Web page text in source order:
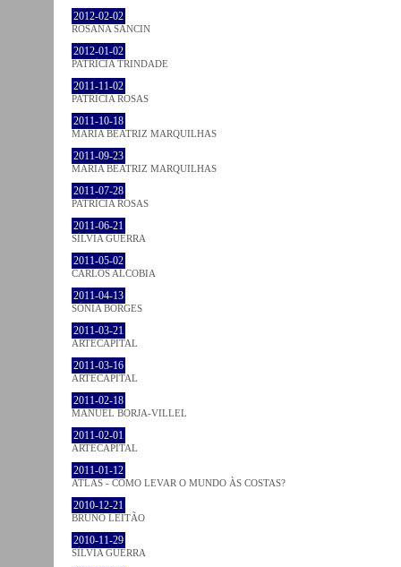
2012-02-02
ROSANA SANCIN
2012-01-02
PATRÍCIA TRINDADE
2011-11-02
PATRÍCIA ROSAS
2011-10-18
MARIA BEATRIZ MARQUILHAS
2011-09-23
MARIA BEATRIZ MARQUILHAS
2011-07-28
PATRÍCIA ROSAS
2011-06-21
SÍLVIA GUERRA
2011-05-02
CARLOS ALCOBIA
2011-04-13
SÓNIA BORGES
2011-03-21
ARTECAPITAL
2011-03-16
ARTECAPITAL
2011-02-18
MANUEL BORJA-VILLEL
2011-02-01
ARTECAPITAL
2011-01-12
ATLAS - COMO LEVAR O MUNDO ÀS COSTAS?
2010-12-21
BRUNO LEITÃO
2010-11-29
SÍLVIA GUERRA